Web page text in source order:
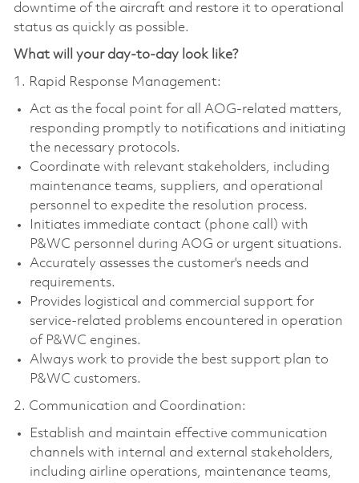
downtime of the aircraft and restore it to operational
status as quickly as possible.
What will your day-to-day look like?
1. Rapid Response Management:
Act as the focal point for all AOG-related matters,
responding promptly to notifications and initiating
the necessary protocols.
Coordinate with relevant stakeholders, including
maintenance teams, suppliers, and operational
personnel to expedite the resolution process.
Initiates immediate contact (phone call) with
P&WC personnel during AOG or urgent situations.
Accurately assesses the customer's needs and
requirements.
Provides logistical and commercial support for
service-related problems encountered in operation
of P&WC engines.
Always work to provide the best support plan to
P&WC customers.
2. Communication and Coordination:
Establish and maintain effective communication
channels with internal and external stakeholders,
including airline operations, maintenance teams,